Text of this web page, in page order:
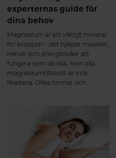
experternas guide för
dina behov
Magnesium är ett viktigt mineral
för kroppen – det hjälper muskler,
nerver och energinivåer att
fungera som de ska. Men alla
magnesiumtillskott är inte
likadana. Olika former och
igenom fyra populära alternativ
så du lättare kan välja rätt.